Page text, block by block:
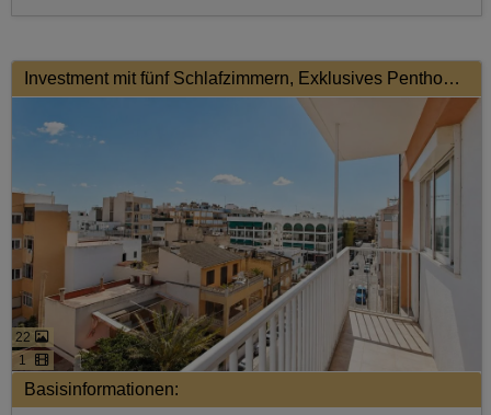
Investment mit fünf Schlafzimmern, Exklusives Penthouse mit großzügigen Außenflächen
1
22
Basisinformationen: